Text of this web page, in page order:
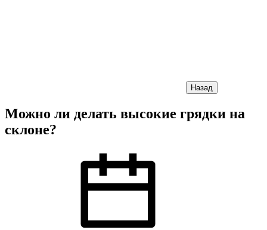
Назад
Можно ли делать высокие грядки на
склоне?